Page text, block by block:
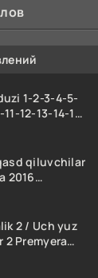
1-2-3-4-5-
12-13-14-15-
tilida
tilida
qiluvchilar
2016
kino
2 / Uch yuz
Premyera